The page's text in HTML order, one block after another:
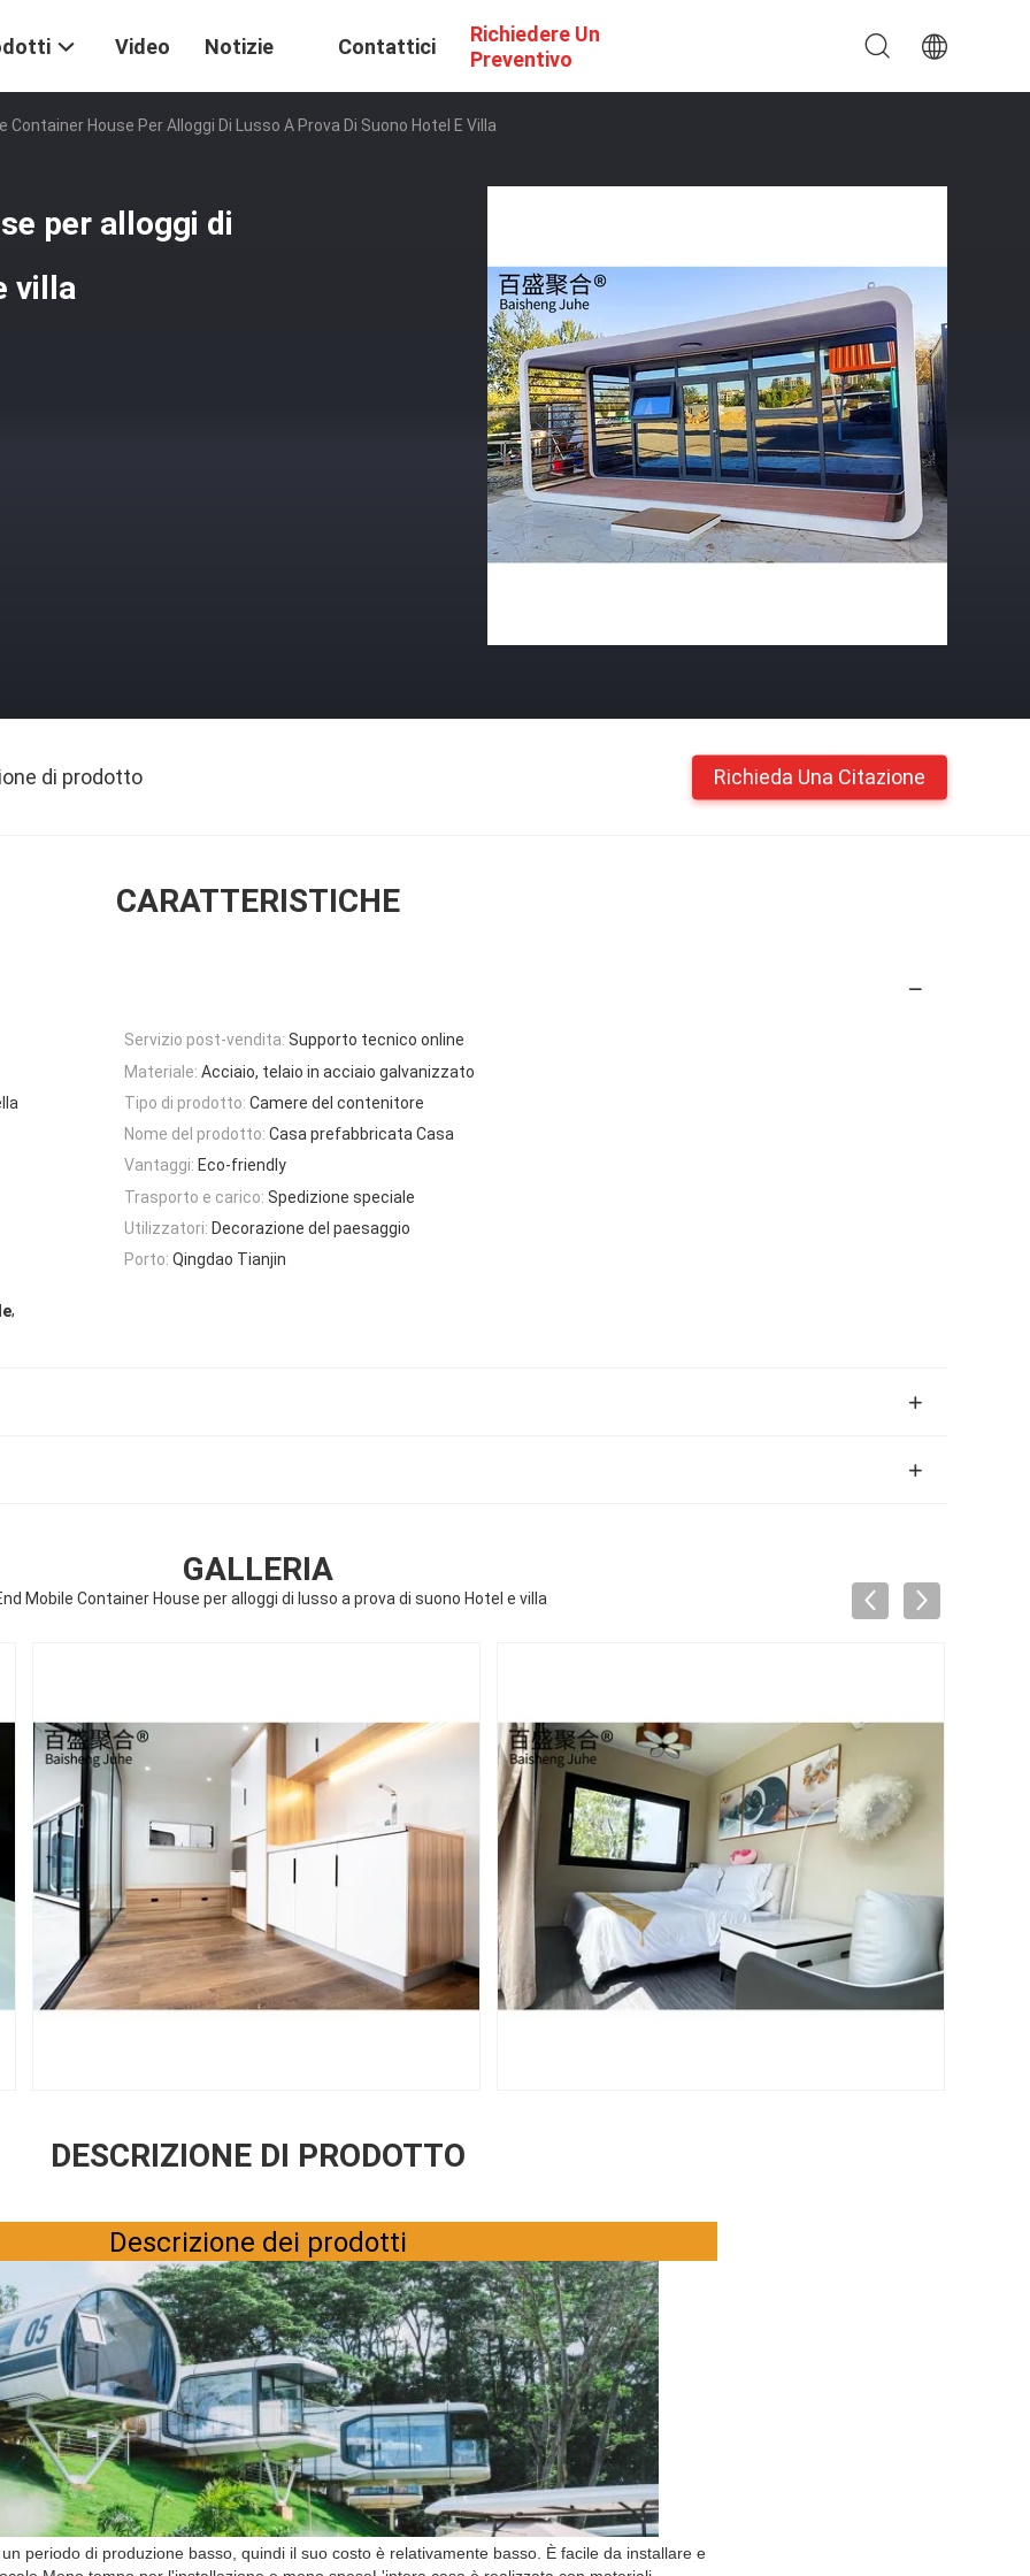
Lasciate un messaggio Ti richiameremo presto!
Video Notizie Contattici
Richiedere Un
Preventivo
Container House Per Alloggi Di Lusso A Prova Di Suono Hotel E Villa
per alloggi di
villa
di prodotto Richieda Una Citazione
CARATTERISTICHE
Servizio post-vendita: Supporto tecnico online
Materiale: Acciaio, telaio in acciaio galvanizzato
Tipo di prodotto: Camere del contenitore
Nome del prodotto: Casa prefabbricata Casa
Vantaggi: Eco-friendly
Trasporto e carico: Spedizione speciale
Utilizzatori: Decorazione del paesaggio
Porto: Qingdao Tianjin
,
GALLERIA
Mobile Container House per alloggi di lusso a prova di suono Hotel e villa
DESCRIZIONE DI PRODOTTO
Descrizione dei prodotti
periodo di produzione basso, quindi il suo costo è relativamente basso. È facile da installare e